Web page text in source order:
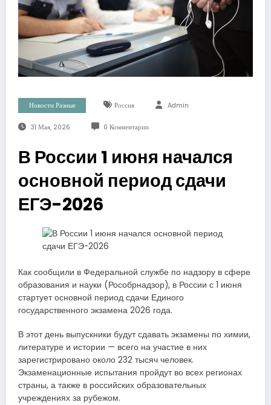
Новости Разные Россия Admin
31 Мая, 2026 0 Комментарии
В России 1 июня начался
основной период сдачи
ЕГЭ-2026
Как сообщили в Федеральной службе по надзору в сфере
образования и науки (Рособрнадзор), в России с 1 июня
стартует основной период сдачи Единого
государственного экзамена 2026 года.
В этот день выпускники будут сдавать экзамены по химии,
литературе и истории — всего на участие в них
зарегистрировано около 232 тысяч человек.
Экзаменационные испытания пройдут во всех регионах
страны, а также в российских образовательных
учреждениях за рубежом.